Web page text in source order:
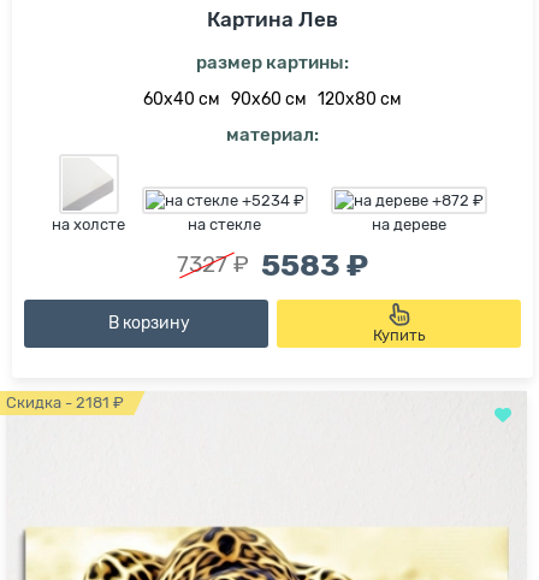
Картина Лев
размер картины:
60х40 см 90х60 см 120х80 см
материал:
на холсте на стекле на дереве
7327 ₽ 5583 ₽
В корзину
Купить
Скидка - 2181 ₽